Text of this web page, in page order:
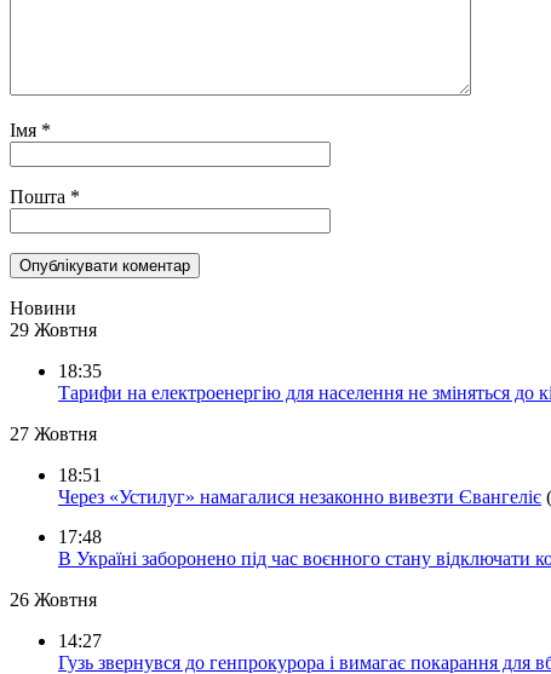
Імя *
Пошта *
Новини
29 Жовтня
18:35
Тарифи на електроенергію для населення не зміняться до
27 Жовтня
18:51
Через «Устилуг» намагалися незаконно вивезти Євангеліє
17:48
В Україні заборонено під час воєнного стану відключати
26 Жовтня
14:27
Гузь звернувся до генпрокурора і вимагає покарання для